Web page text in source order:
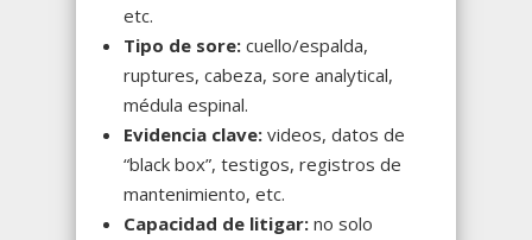
etc.
Tipo de sore: cuello/espalda,
ruptures, cabeza, sore analytical,
médula espinal.
Evidencia clave: videos, datos de
“black box”, testigos, registros de
mantenimiento, etc.
Capacidad de litigar: no solo